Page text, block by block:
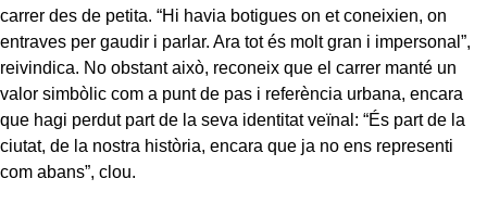
carrer des de petita. “Hi havia botigues on et coneixien, on
entraves per gaudir i parlar. Ara tot és molt gran i impersonal”,
reivindica. No obstant això, reconeix que el carrer manté un
valor simbòlic com a punt de pas i referència urbana, encara
que hagi perdut part de la seva identitat veïnal: “És part de la
ciutat, de la nostra història, encara que ja no ens representi
com abans”, clou.